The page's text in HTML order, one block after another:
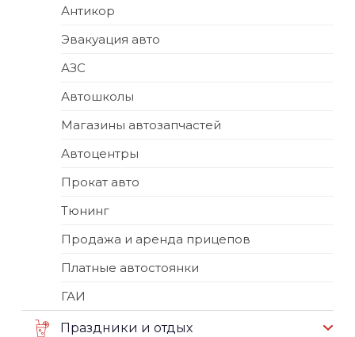
Антикор
Эвакуация авто
АЗС
Автошколы
Магазины автозапчастей
Автоцентры
Прокат авто
Тюнинг
Продажа и аренда прицепов
Платные автостоянки
ГАИ
Праздники и отдых